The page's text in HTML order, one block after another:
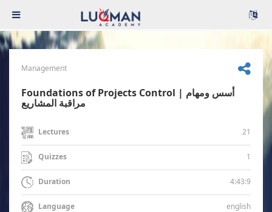
Management
Foundations of Projects Control | أسس ومهام
مراقبة المشاريع
Lectures 21
Quizzes 1
Duration 4:43:9
Language english